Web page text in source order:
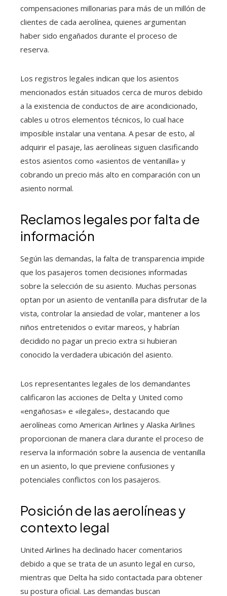
compensaciones millonarias para más de un millón de
clientes de cada aerolínea, quienes argumentan
haber sido engañados durante el proceso de
reserva.
Los registros legales indican que los asientos
mencionados están situados cerca de muros debido
a la existencia de conductos de aire acondicionado,
cables u otros elementos técnicos, lo cual hace
imposible instalar una ventana. A pesar de esto, al
adquirir el pasaje, las aerolíneas siguen clasificando
estos asientos como «asientos de ventanilla» y
cobrando un precio más alto en comparación con un
asiento normal.
Reclamos legales por falta de
información
Según las demandas, la falta de transparencia impide
que los pasajeros tomen decisiones informadas
sobre la selección de su asiento. Muchas personas
optan por un asiento de ventanilla para disfrutar de la
vista, controlar la ansiedad de volar, mantener a los
niños entretenidos o evitar mareos, y habrían
decidido no pagar un precio extra si hubieran
conocido la verdadera ubicación del asiento.
Los representantes legales de los demandantes
calificaron las acciones de Delta y United como
«engañosas» e «ilegales», destacando que
aerolíneas como American Airlines y Alaska Airlines
proporcionan de manera clara durante el proceso de
reserva la información sobre la ausencia de ventanilla
en un asiento, lo que previene confusiones y
potenciales conflictos con los pasajeros.
Posición de las aerolíneas y
contexto legal
United Airlines ha declinado hacer comentarios
debido a que se trata de un asunto legal en curso,
mientras que Delta ha sido contactada para obtener
su postura oficial. Las demandas buscan